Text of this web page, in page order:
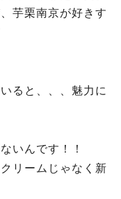
芋栗南京が好きす
ると、、、魅力に
いんです！！
リームじゃなく新